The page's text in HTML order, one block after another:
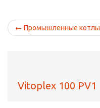
← Промышленные котлы
Vitoplex 100 PV1